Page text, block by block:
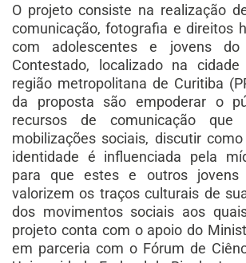
O projeto consiste na realização
comunicação, fotografia e direitos
com adolescentes e jovens do
Contestado, localizado na
região metropolitana de Curitiba
da proposta são empoderar o
recursos de comunicação que
mobilizações sociais, discutir
identidade é influenciada pela
para que estes e outros jovens
valorizem os traços culturais de
dos movimentos sociais aos
projeto conta com o apoio do
em parceria com o Fórum de